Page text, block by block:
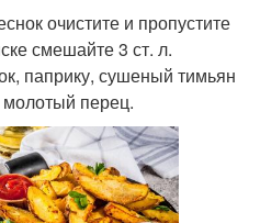
очистите и пропустите
смешайте 3 ст. л.
паприку, сушеный тимьян
перец.